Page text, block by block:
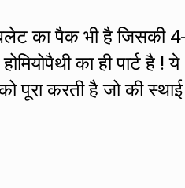
का पैक भी है जिसकी
का ही पार्ट है ! ये
पूरा करती है जो की स्थाई